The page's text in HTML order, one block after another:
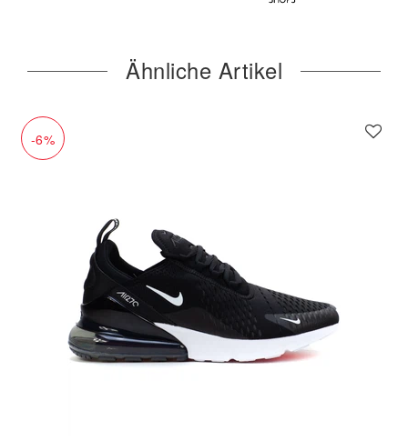
Ähnliche Artikel
-6%